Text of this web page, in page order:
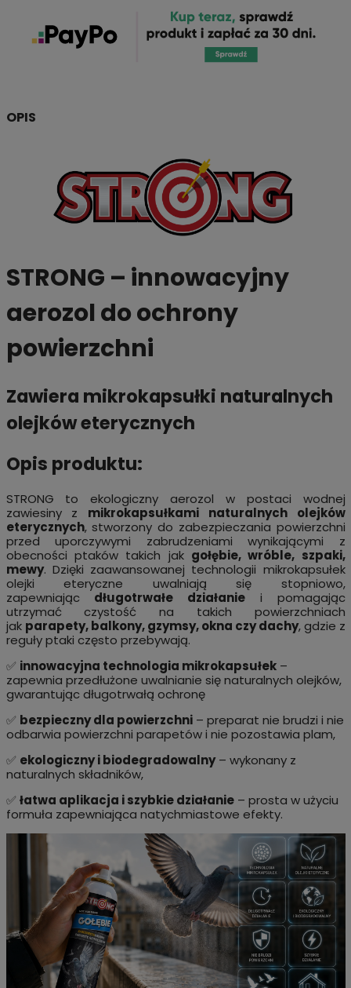
OPIS
STRONG – innowacyjny
aerozol do ochrony
powierzchni
Zawiera mikrokapsułki naturalnych
olejków eterycznych
Opis produktu:
STRONG to ekologiczny aerozol w postaci wodnej
zawiesiny z mikrokapsułkami naturalnych olejków
eterycznych, stworzony do zabezpieczania powierzchni
przed uporczywymi zabrudzeniami wynikającymi z
obecności ptaków takich jak gołębie, wróble, szpaki,
mewy. Dzięki zaawansowanej technologii mikrokapsułek
olejki eteryczne uwalniają się stopniowo,
zapewniając długotrwałe działanie i pomagając
utrzymać czystość na takich powierzchniach
jak parapety, balkony, gzymsy, okna czy dachy, gdzie z
reguły ptaki często przebywają.
✅ innowacyjna technologia mikrokapsułek–
zapewnia przedłużone uwalnianie się naturalnych olejków,
gwarantując długotrwałą ochronę
✅ bezpieczny dla powierzchni– preparat nie brudzi i nie
odbarwia powierzchni parapetów i nie pozostawia plam,
✅ ekologiczny i biodegradowalny– wykonany z
naturalnych składników,
✅ łatwa aplikacja i szybkie działanie– prosta w użyciu
formuła zapewniająca natychmiastowe efekty.